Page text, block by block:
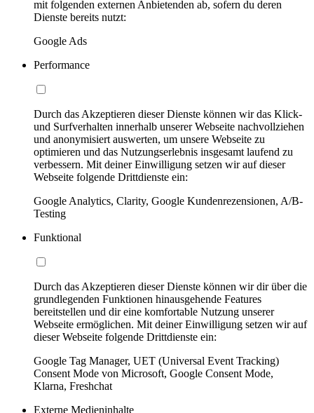
mit folgenden externen Anbietenden ab, sofern du deren
Dienste bereits nutzt:
Google Ads
Performance
Durch das Akzeptieren dieser Dienste können wir das Klick-
und Surfverhalten innerhalb unserer Webseite nachvollziehen
und anonymisiert auswerten, um unsere Webseite zu
optimieren und das Nutzungserlebnis insgesamt laufend zu
verbessern. Mit deiner Einwilligung setzen wir auf dieser
Webseite folgende Drittdienste ein:
Google Analytics, Clarity, Google Kundenrezensionen, A/B-
Testing
Funktional
Durch das Akzeptieren dieser Dienste können wir dir über die
grundlegenden Funktionen hinausgehende Features
bereitstellen und dir eine komfortable Nutzung unserer
Webseite ermöglichen. Mit deiner Einwilligung setzen wir auf
dieser Webseite folgende Drittdienste ein:
Google Tag Manager, UET (Universal Event Tracking)
Consent Mode von Microsoft, Google Consent Mode,
Klarna, Freshchat
Externe Medieninhalte